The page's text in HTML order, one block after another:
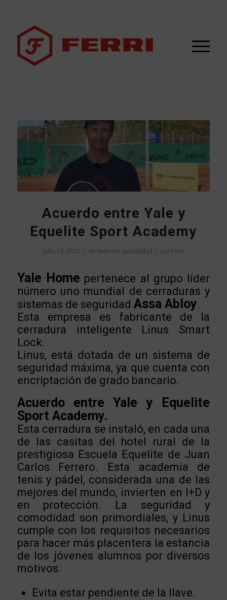
Acuerdo entre Yale y
Equelite Sport Academy
julio 13, 2022 / en Noticias actualidad / por Ferri
Yale Home pertenece al grupo líder
número uno mundial de cerraduras y
sistemas de seguridad Assa Abloy.
Esta empresa es fabricante de la
cerradura inteligente Linus Smart
Lock.
Linus, está dotada de un sistema de
seguridad máxima, ya que cuenta con
encriptación de grado bancario.
Acuerdo entre Yale y Equelite
Sport Academy.
Esta cerradura se instaló, en cada una
de las casitas del hotel rural de la
prestigiosa Escuela Equelite de Juan
Carlos Ferrero. Esta academia de
tenis y pádel, considerada una de las
mejores del mundo, invierten en I+D y
en protección. La seguridad y
comodidad son primordiales, y Linus
cumple con los requisitos necesarios
para hacer más placentera la estancia
de los jóvenes alumnos por diversos
motivos.
Evita estar pendiente de la llave.